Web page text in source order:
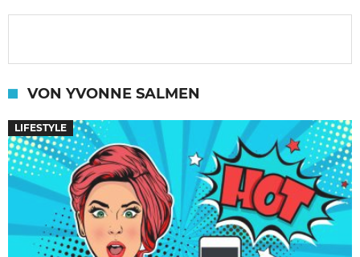
VON YVONNE SALMEN
LIFESTYLE